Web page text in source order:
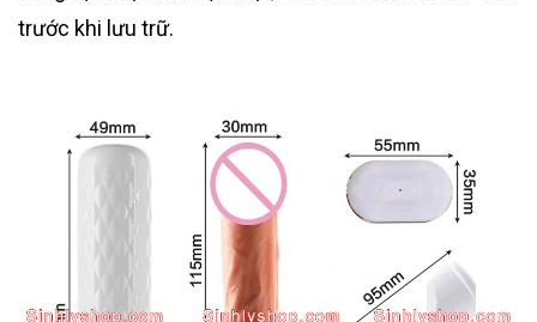
trước khi lưu trữ.